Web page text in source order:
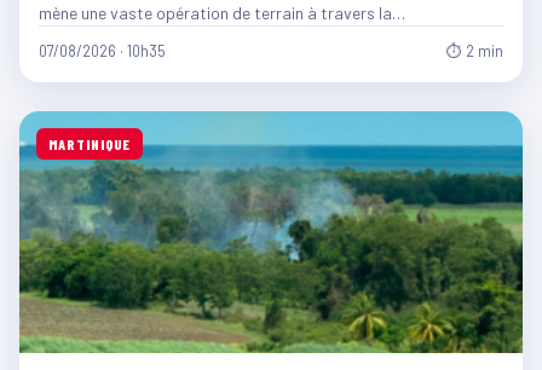
mène une vaste opération de terrain à travers la…
07/08/2026 · 10h35 ⏱ 2 min
MARTINIQUE